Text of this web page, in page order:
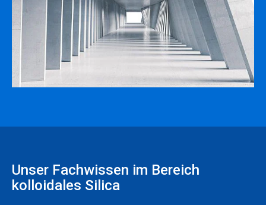
Unser Fachwissen im Bereich
kolloidales Silica